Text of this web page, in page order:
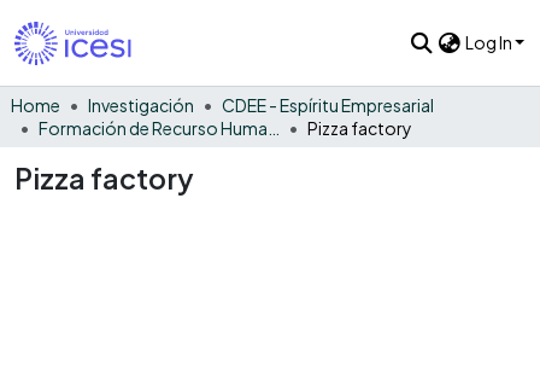
Log In
Home Investigación
CDEE - Espíritu Empresarial
Pizza factory
Pizza factory